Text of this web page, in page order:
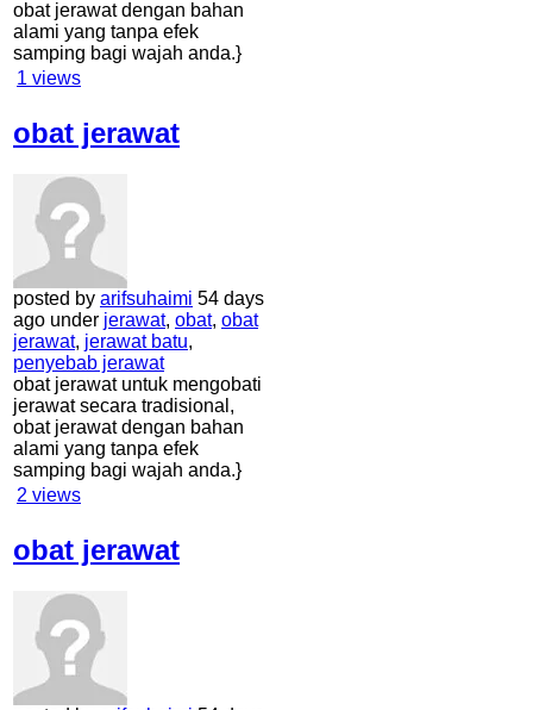
obat jerawat dengan bahan
alami yang tanpa efek
samping bagi wajah anda.}
1 views
obat jerawat
posted by arifsuhaimi 54 days
ago under jerawat, obat, obat
jerawat, jerawat batu,
penyebab jerawat
obat jerawat untuk mengobati
jerawat secara tradisional,
obat jerawat dengan bahan
alami yang tanpa efek
samping bagi wajah anda.}
2 views
obat jerawat